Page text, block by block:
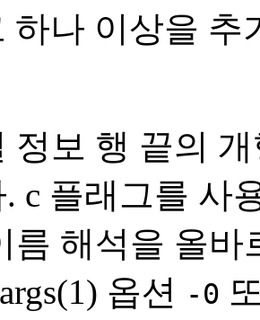
하나 이상을 추
정보 행 끝의
. c 플래그를 사
름 해석을 올바
옵션 -0